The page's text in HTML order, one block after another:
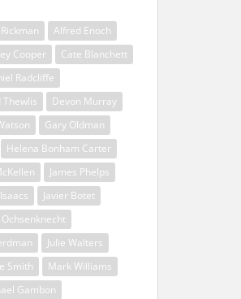
Alfred Enoch
Cooper
Cate Blanchett
Radcliffe
Thewlis
Devon Murray
Gary Oldman
Helena Bonham Carter
James Phelps
Javier Botet
Ochsenknecht
Julie Walters
Smith
Mark Williams
Gambon